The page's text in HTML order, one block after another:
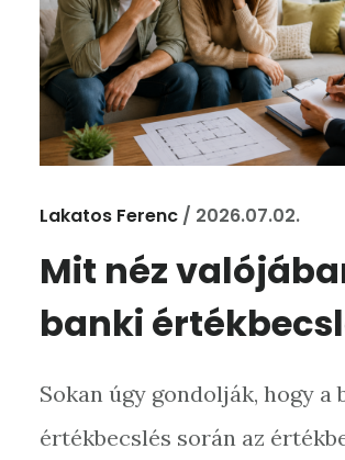
Lakatos Ferenc/ 2026.07.02.
Mit néz
banki
Sokan úgy gondolják, hogy a
értékbecslés során az